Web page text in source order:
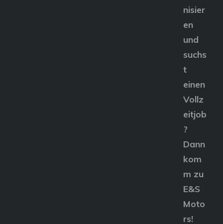
nisier
en
und
suchs
t
einen
Vollz
eitjob
?
Dann
kom
m zu
E&S
Moto
rs!